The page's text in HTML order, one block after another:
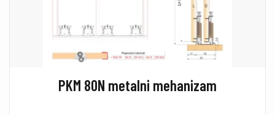
PKM 80N metalni mehanizam